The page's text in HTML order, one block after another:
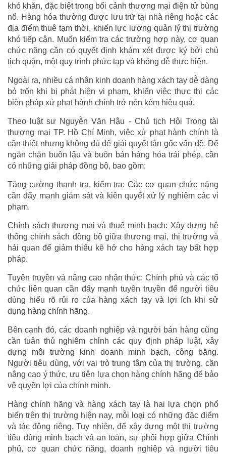
khó khăn, đặc biệt trong bối cảnh thương mại điện tử bùng
nổ. Hàng hóa thường được lưu trữ tại nhà riêng hoặc các
địa điểm thuê tạm thời, khiến lực lượng quản lý thị trường
khó tiếp cận. Muốn kiểm tra các trường hợp này, cơ quan
chức năng cần có quyết định khám xét được ký bởi chủ
tịch quận, một quy trình phức tạp và không dễ thực hiện.
Ngoài ra, nhiều cá nhân kinh doanh hàng xách tay dễ dàng
bỏ trốn khi bị phát hiện vi phạm, khiến việc thực thi các
biện pháp xử phạt hành chính trở nên kém hiệu quả.
Theo luật sư Nguyễn Văn Hậu - Chủ tịch Hội Trọng tài
thương mại TP. Hồ Chí Minh, việc xử phạt hành chính là
cần thiết nhưng không đủ để giải quyết tận gốc vấn đề. Để
ngăn chặn buôn lậu và buôn bán hàng hóa trái phép, cần
có những giải pháp đồng bộ, bao gồm:
Tăng cường thanh tra, kiểm tra: Các cơ quan chức năng
cần đẩy mạnh giám sát và kiên quyết xử lý nghiêm các vi
phạm.
Chính sách thương mại và thuế minh bạch: Xây dựng hệ
thống chính sách đồng bộ giữa thương mại, thị trường và
hải quan để giảm thiểu kẽ hở cho hàng xách tay bất hợp
pháp.
Tuyên truyền và nâng cao nhận thức: Chính phủ và các tổ
chức liên quan cần đẩy mạnh tuyên truyền để người tiêu
dùng hiểu rõ rủi ro của hàng xách tay và lợi ích khi sử
dụng hàng chính hãng.
Bên cạnh đó, các doanh nghiệp và người bán hàng cũng
cần tuân thủ nghiêm chỉnh các quy định pháp luật, xây
dựng môi trường kinh doanh minh bạch, công bằng.
Người tiêu dùng, với vai trò trung tâm của thị trường, cần
nâng cao ý thức, ưu tiên lựa chọn hàng chính hãng để bảo
vệ quyền lợi của chính mình.
Hàng chính hãng và hàng xách tay là hai lựa chọn phổ
biến trên thị trường hiện nay, mỗi loại có những đặc điểm
và tác động riêng. Tuy nhiên, để xây dựng một thị trường
tiêu dùng minh bạch và an toàn, sự phối hợp giữa Chính
phủ, cơ quan chức năng, doanh nghiệp và người tiêu